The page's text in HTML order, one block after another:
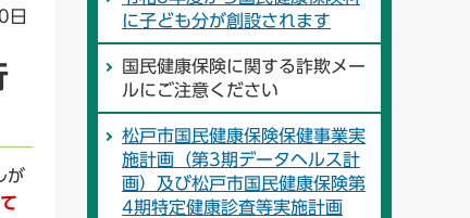
日
が
に子ども分が創設されます
国民健康保険に関する詐欺メー
ルにご注意ください
松戸市国民健康保険保健事業実
施計画（第3期データヘルス計
画）及び松戸市国民健康保険第
4期特定健康診査等実施計画